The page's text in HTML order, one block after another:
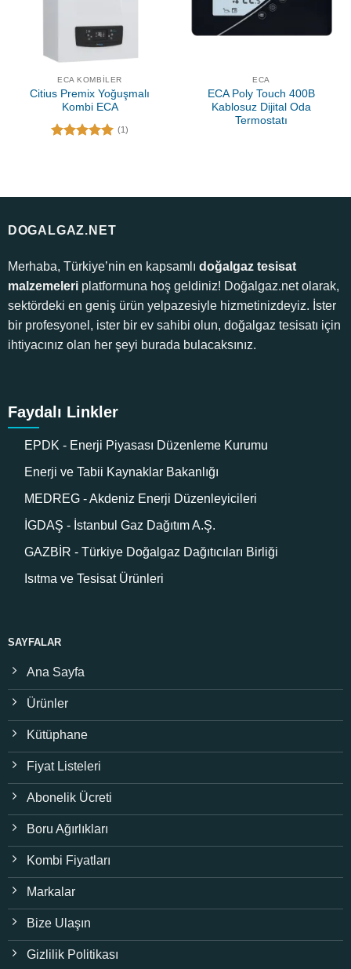
ECA KOMBILER
Citius Premix Yoğuşmalı
Kombi ECA
(1)
ECA
ECA Poly Touch 400B
Kablosuz Dijital Oda
Termostatı
DOGALGAZ.NET
Merhaba, Türkiye’nin en kapsamlı doğalgaz tesisat
malzemeleriplatformuna hoş geldiniz! Doğalgaz.net olarak,
sektördeki en geniş ürün yelpazesiyle hizmetinizdeyiz. İster
bir profesyonel, ister bir ev sahibi olun, doğalgaz tesisatı için
ihtiyacınız olan her şeyi burada bulacaksınız.
Faydalı Linkler
EPDK - Enerji Piyasası Düzenleme Kurumu
Enerji ve Tabii Kaynaklar Bakanlığı
MEDREG - Akdeniz Enerji Düzenleyicileri
İGDAŞ - İstanbul Gaz Dağıtım A.Ş.
GAZBİR - Türkiye Doğalgaz Dağıtıcıları Birliği
Isıtma ve Tesisat Ürünleri
SAYFALAR
Ana Sayfa
Ürünler
Kütüphane
Fiyat Listeleri
Abonelik Ücreti
Boru Ağırlıkları
Kombi Fiyatları
Markalar
Bize Ulaşın
Gizlilik Politikası